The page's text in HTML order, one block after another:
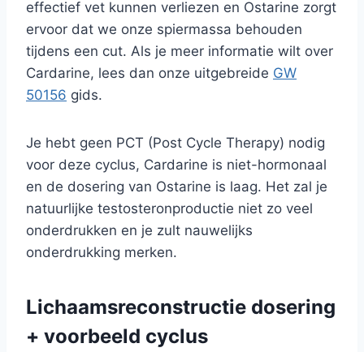
effectief vet kunnen verliezen en Ostarine zorgt
ervoor dat we onze spiermassa behouden
tijdens een cut. Als je meer informatie wilt over
Cardarine, lees dan onze uitgebreide GW
50156 gids.
Je hebt geen PCT (Post Cycle Therapy) nodig
voor deze cyclus, Cardarine is niet-hormonaal
en de dosering van Ostarine is laag. Het zal je
natuurlijke testosteronproductie niet zo veel
onderdrukken en je zult nauwelijks
onderdrukking merken.
Lichaamsreconstructie dosering
+ voorbeeld cyclus